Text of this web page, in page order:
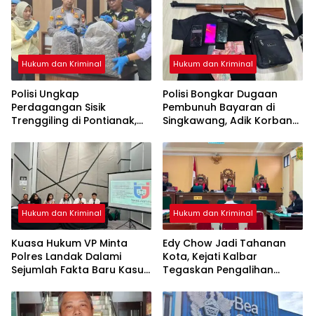
Hukum dan Kriminal
Polisi Ungkap
Perdagangan Sisik
Trenggiling di Pontianak,
Kuku
Hukum dan Kriminal
Polisi Bongkar Dugaan
Pembunuh Bayaran di
Singkawang, Adik Korban
Hukum dan Kriminal
Kuasa Hukum VP Minta
Polres Landak Dalami
Sejumlah Fakta Baru Kasus
Hukum dan Kriminal
Edy Chow Jadi Tahanan
Kota, Kejati Kalbar
Tegaskan Pengalihan
Hakim